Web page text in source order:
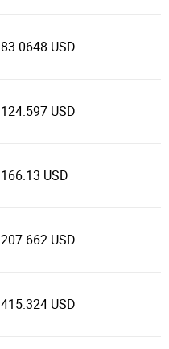
83.0648 USD
124.597 USD
166.13 USD
207.662 USD
415.324 USD